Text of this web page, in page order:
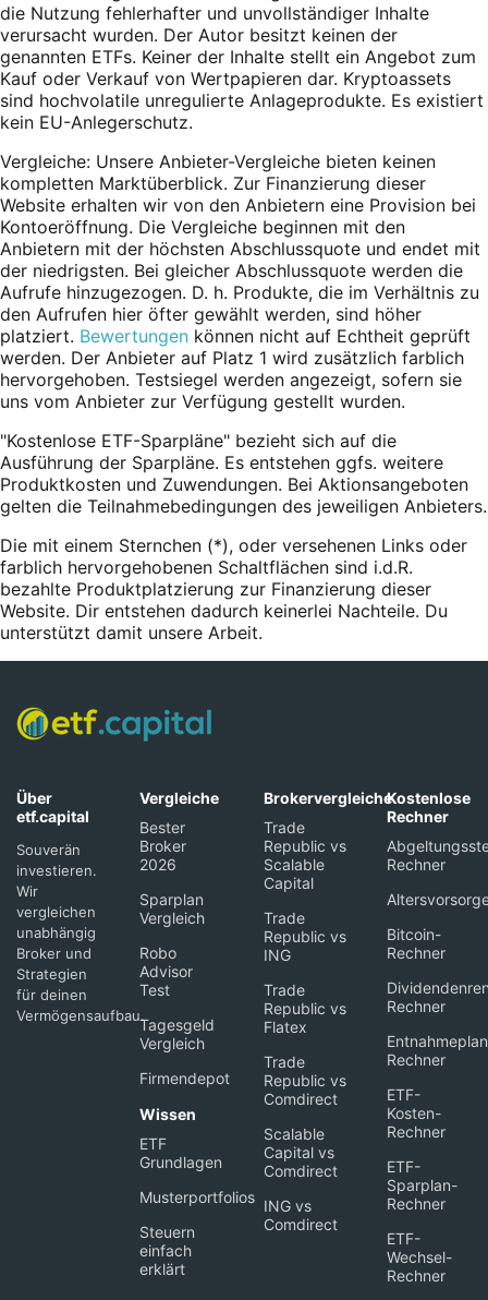
die Nutzung fehlerhafter und unvollständiger Inhalte
verursacht wurden. Der Autor besitzt keinen der
genannten ETFs. Keiner der Inhalte stellt ein Angebot zum
Kauf oder Verkauf von Wertpapieren dar. Kryptoassets
sind hochvolatile unregulierte Anlageprodukte. Es existiert
kein EU-Anlegerschutz.
Vergleiche: Unsere Anbieter-Vergleiche bieten keinen
kompletten Marktüberblick. Zur Finanzierung dieser
Website erhalten wir von den Anbietern eine Provision bei
Kontoeröffnung. Die Vergleiche beginnen mit den
Anbietern mit der höchsten Abschlussquote und endet mit
der niedrigsten. Bei gleicher Abschlussquote werden die
Aufrufe hinzugezogen. D. h. Produkte, die im Verhältnis zu
den Aufrufen hier öfter gewählt werden, sind höher
platziert. Bewertungen können nicht auf Echtheit geprüft
werden. Der Anbieter auf Platz 1 wird zusätzlich farblich
hervorgehoben. Testsiegel werden angezeigt, sofern sie
uns vom Anbieter zur Verfügung gestellt wurden.
"Kostenlose ETF-Sparpläne" bezieht sich auf die
Ausführung der Sparpläne. Es entstehen ggfs. weitere
Produktkosten und Zuwendungen. Bei Aktionsangeboten
gelten die Teilnahmebedingungen des jeweiligen Anbieters.
Die mit einem Sternchen (*), oder versehenen Links oder
farblich hervorgehobenen Schaltflächen sind i.d.R.
bezahlte Produktplatzierung zur Finanzierung dieser
Website. Dir entstehen dadurch keinerlei Nachteile. Du
unterstützt damit unsere Arbeit.
Über
etf.capital
Souverän
investieren.
Wir
vergleichen
unabhängig
Broker und
Strategien
für deinen
Vermögensaufbau.
Vergleiche
Bester
Broker
2026
Sparplan
Vergleich
Robo
Advisor
Test
Tagesgeld
Vergleich
Firmendepot
Wissen
ETF
Grundlagen
Musterportfolios
Steuern
einfach
erklärt
Brokervergleiche
Trade
Republic vs
Scalable
Capital
Trade
Republic vs
ING
Trade
Republic vs
Flatex
Trade
Republic vs
Comdirect
Scalable
Capital vs
Comdirect
ING vs
Comdirect
Kostenlose
Rechner
Rechner
Bitcoin-
Rechner
Rechner
Rechner
ETF-
Kosten-
Rechner
ETF-
Sparplan-
Rechner
ETF-
Wechsel-
Rechner